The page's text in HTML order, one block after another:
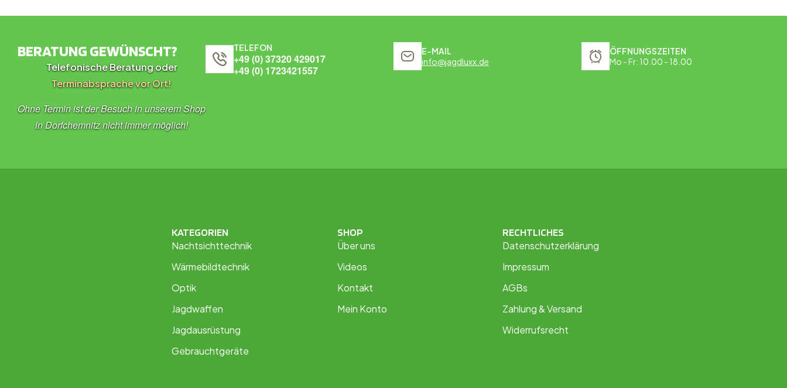
BERATUNG GEWÜNSCHT?
Telefonische Beratung oder
Terminabsprache vor Ort!
Ohne Termin ist der Besuch in unserem Shop
in Dorfchemnitz nicht immer möglich!
TELEFON
+49 (0) 37320 429017
+49 (0) 1723421557
E-MAIL
info@jagdluxx.de
ÖFFNUNGSZEITEN
Mo - Fr: 10.00 - 18.00
KATEGORIEN
Nachtsichttechnik
Wärmebildtechnik
Optik
Jagdwaffen
Jagdausrüstung
Gebrauchtgeräte
SHOP
Über uns
Videos
Kontakt
Mein Konto
RECHTLICHES
Datenschutzerklärung
Impressum
AGBs
Zahlung & Versand
Widerrufsrecht